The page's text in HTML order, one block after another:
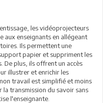
les vidéoprojecteurs
aux enseignants en allégeant
Ils permettent une
papier et suppriment les
De plus, ils offrent un accès
illustrer et enrichir les
travail est simplifié et moins
la transmission du savoir sans
l'enseignante.